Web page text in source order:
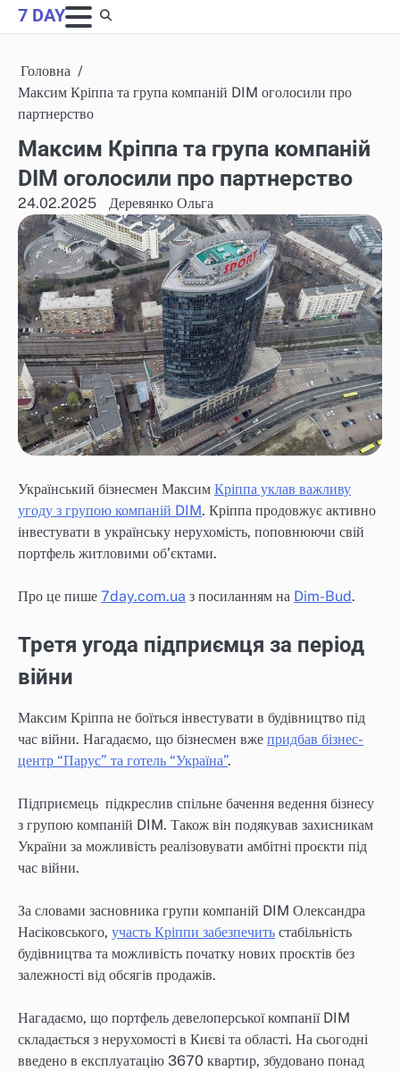
Skip
to
7 DAY
Головна
Максим Кріппа та група компаній DIM оголосили про
партнерство
Максим Кріппа та група компаній
DIM оголосили про партнерство
24.02.2025 Деревянко Ольга
Український бізнесмен Максим Кріппа уклав важливу
угоду з групою компаній DIM. Кріппа продовжує активно
інвестувати в українську нерухомість, поповнюючи свій
портфель житловими об’єктами.
Про це пише 7day.com.ua з посиланням на Dim-Bud.
Третя угода підприємця за період
війни
Максим Кріппа не боїться інвестувати в будівництво під
час війни. Нагадаємо, що бізнесмен вже придбав бізнес-
центр “Парус” та готель “Україна”.
Підприємець підкреслив спільне бачення ведення бізнесу
з групою компаній DIM. Також він подякував захисникам
України за можливість реалізовувати амбітні проєкти під
час війни.
За словами засновника групи компаній DIM Олександра
Насіковського, участь Кріппи забезпечить стабільність
будівництва та можливість початку нових проєктів без
залежності від обсягів продажів.
Нагадаємо, що портфель девелоперської компанії DIM
складається з нерухомості в Києві та області. На сьогодні
введено в експлуатацію 3670 квартир, збудовано понад